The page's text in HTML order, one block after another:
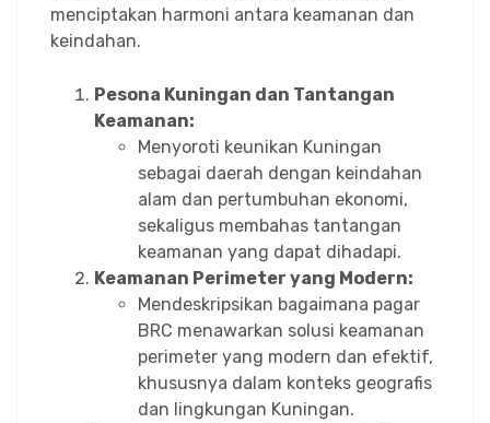
menciptakan harmoni antara keamanan dan
keindahan.
Pesona Kuningan dan Tantangan
Keamanan:
Menyoroti keunikan Kuningan
sebagai daerah dengan keindahan
alam dan pertumbuhan ekonomi,
sekaligus membahas tantangan
keamanan yang dapat dihadapi.
Keamanan Perimeter yang Modern:
Mendeskripsikan bagaimana pagar
BRC menawarkan solusi keamanan
perimeter yang modern dan efektif,
khususnya dalam konteks geografis
dan lingkungan Kuningan.